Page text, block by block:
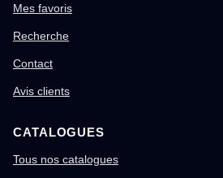
Mes favoris
Recherche
Contact
Avis clients
CATALOGUES
Tous nos catalogues